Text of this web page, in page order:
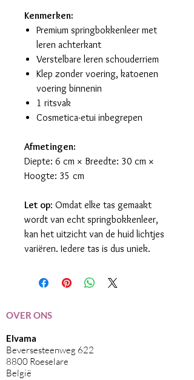
Kenmerken:
Premium springbokkenleer met
leren achterkant
Verstelbare leren schouderriem
Klep zonder voering, katoenen
voering binnenin
1 ritsvak
Cosmetica-etui inbegrepen
Afmetingen:
Diepte: 6 cm × Breedte: 30 cm ×
Hoogte: 35 cm
Let op: Omdat elke tas gemaakt
wordt van echt springbokkenleer,
kan het uitzicht van de huid lichtjes
variëren. Iedere tas is dus uniek.
OVER ONS
Elvama
Beversesteenweg 622
8800 Roeselare
België